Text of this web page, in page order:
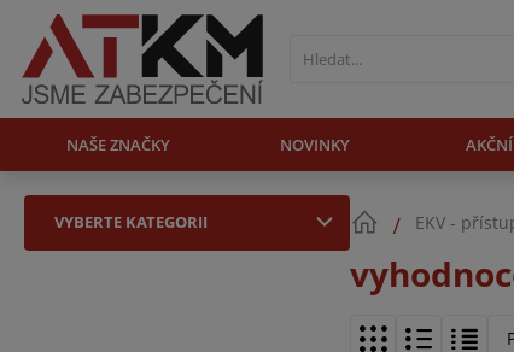
NAŠE ZNAČKY NOVINKY
VYBERTE KATEGORII EKV -